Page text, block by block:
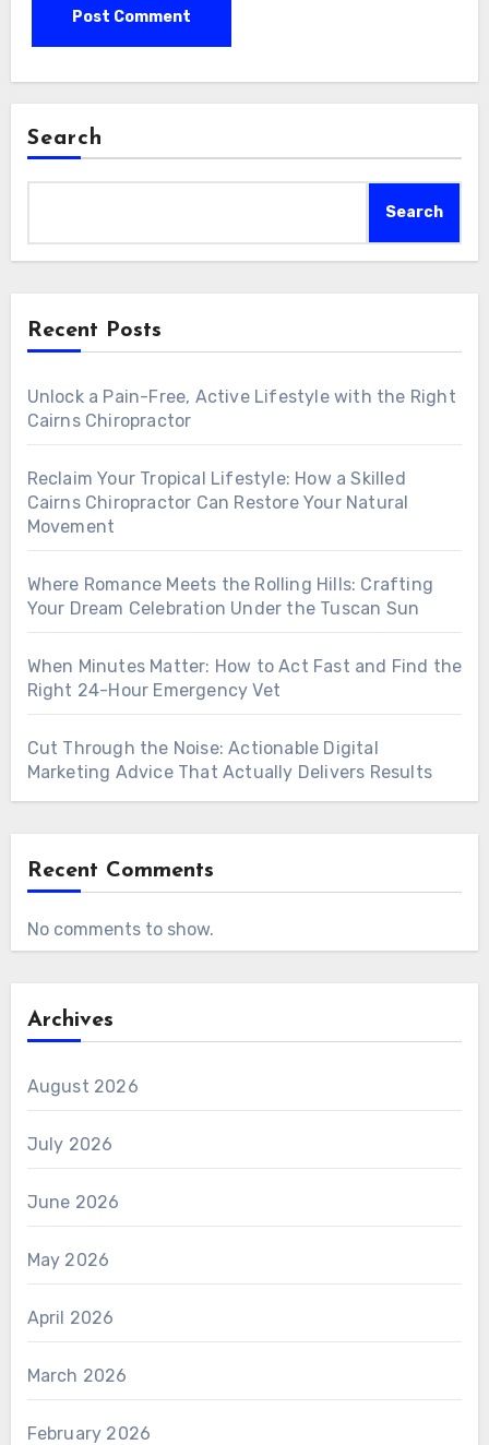
Search
Search
Recent Posts
Unlock a Pain-Free, Active Lifestyle with the Right
Cairns Chiropractor
Reclaim Your Tropical Lifestyle: How a Skilled
Cairns Chiropractor Can Restore Your Natural
Movement
Where Romance Meets the Rolling Hills: Crafting
Your Dream Celebration Under the Tuscan Sun
When Minutes Matter: How to Act Fast and Find the
Right 24-Hour Emergency Vet
Cut Through the Noise: Actionable Digital
Marketing Advice That Actually Delivers Results
Recent Comments
No comments to show.
Archives
August 2026
July 2026
June 2026
May 2026
April 2026
March 2026
February 2026